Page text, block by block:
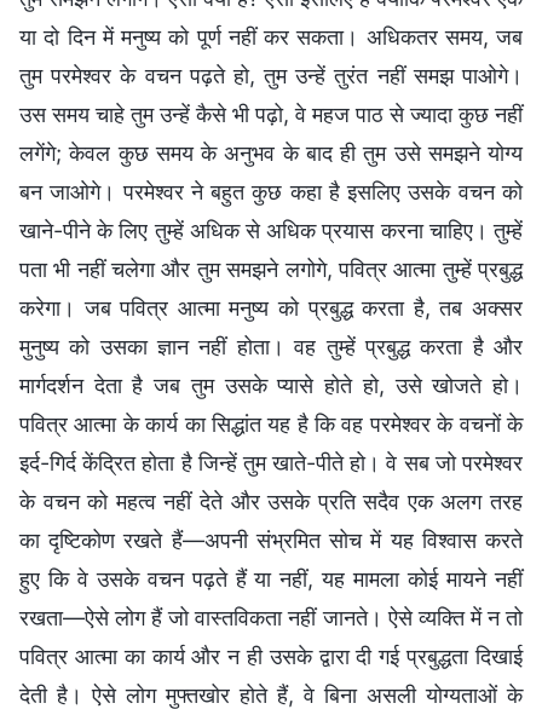
या दो दिन में मनुष्य को पूर्ण नहीं कर सकता। अधिकतर समय, जब
तुम परमेश्वर के वचन पढ़ते हो, तुम उन्हें तुरंत नहीं समझ पाओगे।
उस समय चाहे तुम उन्हें कैसे भी पढ़ो, वे महज पाठ से ज्यादा कुछ नहीं
लगेंगे; केवल कुछ समय के अनुभव के बाद ही तुम उसे समझने योग्य
बन जाओगे। परमेश्वर ने बहुत कुछ कहा है इसलिए उसके वचन को
खाने-पीने के लिए तुम्हें अधिक से अधिक प्रयास करना चाहिए। तुम्हें
पता भी नहीं चलेगा और तुम समझने लगोगे, पवित्र आत्मा तुम्हें प्रबुद्ध
करेगा। जब पवित्र आत्मा मनुष्य को प्रबुद्ध करता है, तब अक्सर
मुनुष्य को उसका ज्ञान नहीं होता। वह तुम्हें प्रबुद्ध करता है और
मार्गदर्शन देता है जब तुम उसके प्यासे होते हो, उसे खोजते हो।
पवित्र आत्मा के कार्य का सिद्धांत यह है कि वह परमेश्वर के वचनों के
इर्द-गिर्द केंद्रित होता है जिन्हें तुम खाते-पीते हो। वे सब जो परमेश्वर
के वचन को महत्व नहीं देते और उसके प्रति सदैव एक अलग तरह
का दृष्टिकोण रखते हैं—अपनी संभ्रमित सोच में यह विश्वास करते
हुए कि वे उसके वचन पढ़ते हैं या नहीं, यह मामला कोई मायने नहीं
रखता—ऐसे लोग हैं जो वास्तविकता नहीं जानते। ऐसे व्यक्ति में न तो
पवित्र आत्मा का कार्य और न ही उसके द्वारा दी गई प्रबुद्धता दिखाई
देती है। ऐसे लोग मुफ्तखोर होते हैं, वे बिना असली योग्यताओं के